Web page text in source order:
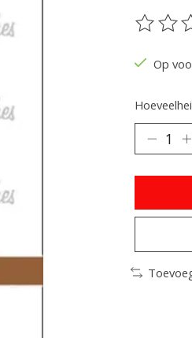
De
Op